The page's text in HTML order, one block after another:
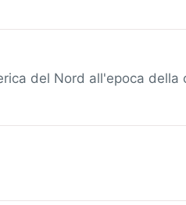
del Nord all'epoca